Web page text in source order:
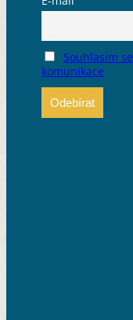
Souhlasím
komunikace